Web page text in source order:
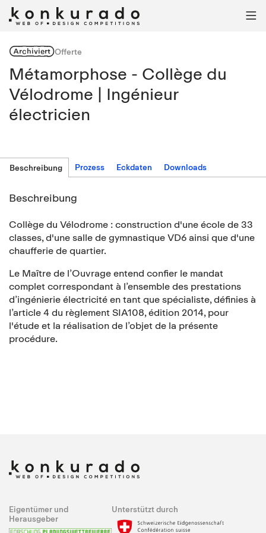

ArchiviertOfferte
Métamorphose - Collège du
Vélodrome | Ingénieur
électricien
Beschreibung Prozess Eckdaten Downloads
Beschreibung
Collège du Vélodrome : construction d'une école de 33
classes, d'une salle de gymnastique VD6 ainsi que d'une
chaufferie de quartier.
Le Maître de l’Ouvrage entend confier le mandat
complet correspondant à l’ensemble des prestations
d’ingénierie électricité en tant que spécialiste, définies à
l’article 4 du règlement SIA108, édition 2014, pour
l'étude et la réalisation de l’objet de la présente
procédure.
Eigentümer und
Herausgeber
Unterstützt durch